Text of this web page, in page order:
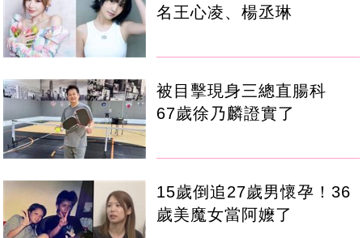
名王心凌、楊丞琳
被目擊現身三總直腸科
67歲徐乃麟證實了
15歲倒追27歲男懷孕！36
歲美魔女當阿嬤了